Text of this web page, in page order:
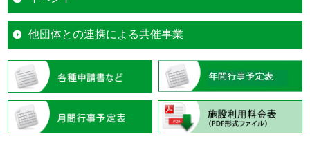
他団体との連携による共催事業